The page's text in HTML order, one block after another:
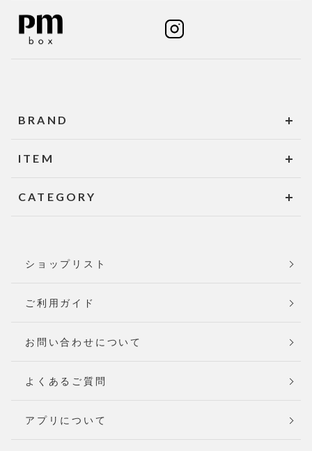
BRAND
ITEM
CATEGORY
ショップリスト
ご利用ガイド
お問い合わせについて
よくあるご質問
アプリについて